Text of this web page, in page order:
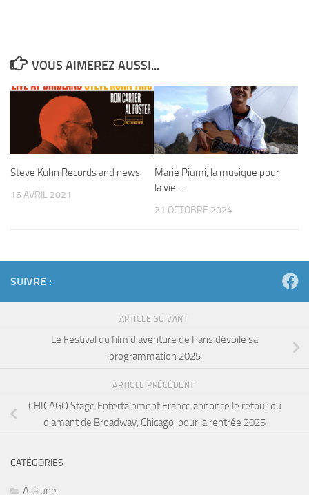
VOUS AIMEREZ AUSSI...
Steve Kuhn Records and news
15 AVRIL 2021
Marie Piumi, la musique pour
la vie…
21 OCTOBRE 2024
SUIVRE :
ARTICLE SUIVANT
Le Festival du film d’aventure de Paris dévoile sa
programmation 2025
ARTICLE PRÉCÉDENT
CHICAGO Stage Entertainment France annonce le retour du
diamant de Broadway, Chicago, pour la rentrée 2025
CATÉGORIES
A la une